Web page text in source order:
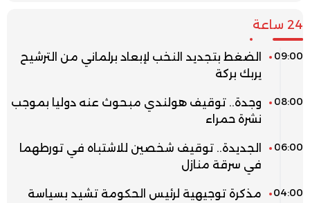
24 ساعة
09:00
الضغط بتجديد النخب لإبعاد برلماني من الترشيح
يربك بركة
08:00
وجدة.. توقيف هولندي مبحوث عنه دوليا بموجب
نشرة حمراء
06:00
الجديدة.. توقيف شخصين للاشتباه في تورطهما
في سرقة منازل
04:00
مذكرة توجيهية لرئيس الحكومة تشيد بسياسة